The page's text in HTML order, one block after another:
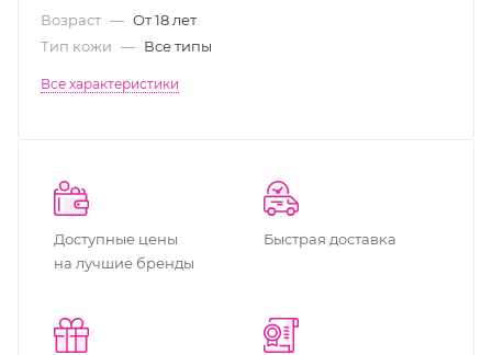
Возраст — От 18 лет
Тип кожи — Все типы
Все характеристики
Доступные цены
на лучшие бренды
Быстрая доставка